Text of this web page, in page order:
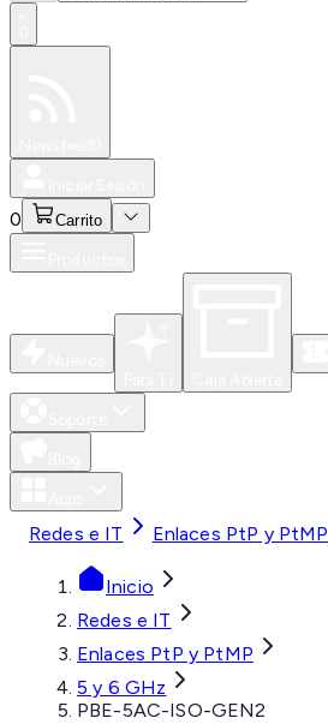
0 Carrito
Redes e IT Enlaces PtP y PtMP
Inicio
Redes e IT
Enlaces PtP y PtMP
5 y 6 GHz
PBE-5AC-ISO-GEN2